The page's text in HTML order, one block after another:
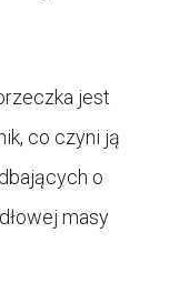
jest
co czyni ją
o
masy